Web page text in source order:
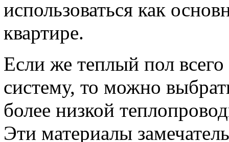
использоваться как
квартире.
Если же теплый пол
систему, то можно
более низкой
Эти материалы